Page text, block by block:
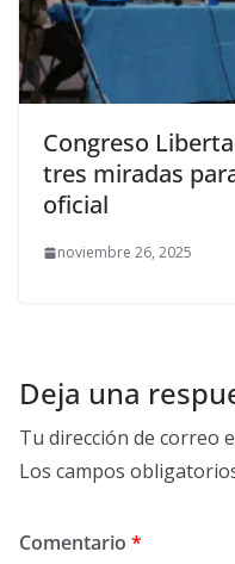
Congreso
tres miradas
oficial
noviembre 26, 2025
Deja una
Tu dirección de correo
Los campos
Comentario *